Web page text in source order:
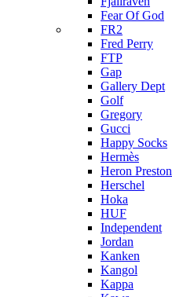
Fear Of God
FR2
Fred Perry
FTP
Gap
Gallery Dept
Golf
Gregory
Gucci
Happy Socks
Hermès
Heron Preston
Hersсhel
Hoka
HUF
Independent
Jordan
Kanken
Kangol
Kappa